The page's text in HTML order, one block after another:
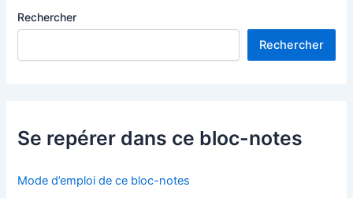
Rechercher
Rechercher
Se repérer dans ce bloc-notes
Mode d’emploi de ce bloc-notes